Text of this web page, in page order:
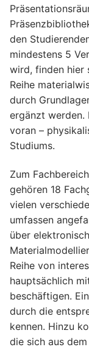
den
mindestens 5
wird, finden hier
Reihe
durch
ergänzt werden.
voran –
Studiums.
Zum
gehören 18
vielen
umfassen
über
Reihe von
hauptsächlich
beschäftigen.
durch die
kennen. Hinzu
die sich aus